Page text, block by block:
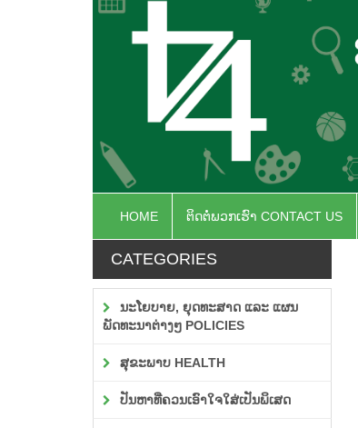
HOME ຕິດຕໍ່ພວກເຮົາ CONTACT US
CATEGORIES
ນະໂຍບາຍ, ຍຸດທະສາດ ແລະ ແຜນ
ພັດທະນາຕ່າງໆ POLICIES
ສຸຂະພາບ HEALTH
ປັນຫາທີ່ຄວນເອົາໃຈໃສ່ເປັນພິເສດ